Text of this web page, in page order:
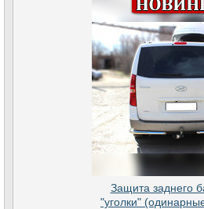
Защита заднего
"уголки"